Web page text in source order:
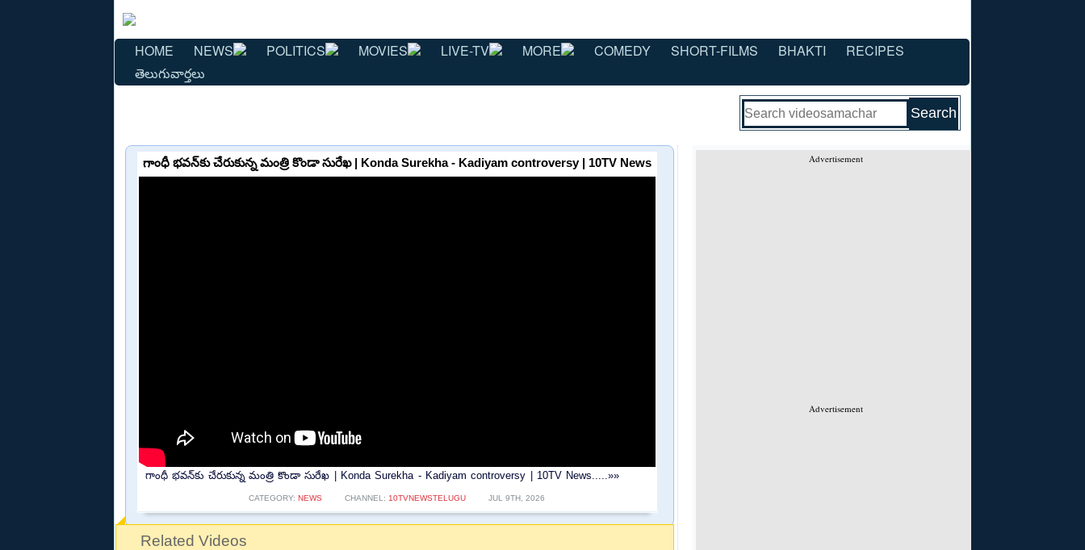
HOME NEWS POLITICS MOVIES LIVE-TV MORE COMEDY SHORT-FILMS BHAKTI
RECIPES
తెలుగువార్తలు
Advertisement
Advertisement
గాంధీ భవన్‌కు చేరుకున్న మంత్రి కొండా సురేఖ | Konda Surekha - Kadiyam controversy | 10TV News
గాంధీ భవన్‌కు చేరుకున్న మంత్రి కొండా సురేఖ | Konda Surekha - Kadiyam controversy | 10TV News.....»»
CATEGORY: NEWS CHANNEL:10TVNEWSTELUGU JUL 9TH, 2026
Related Videos